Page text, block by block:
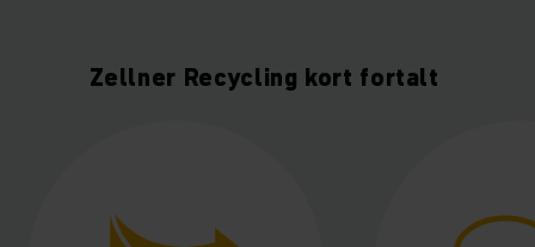
Zellner Recycling kort fortalt